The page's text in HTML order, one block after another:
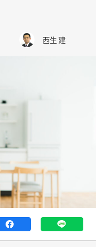
西生 建